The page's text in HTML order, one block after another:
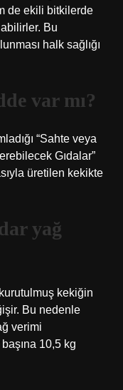
de ekili bitkilerde
Bu
halk sağlığı
var mı?
“Sahte veya
Gıdalar”
üretilen kekikte
yağ
kekiğin
Bu nedenle
verimi
10,5 kg